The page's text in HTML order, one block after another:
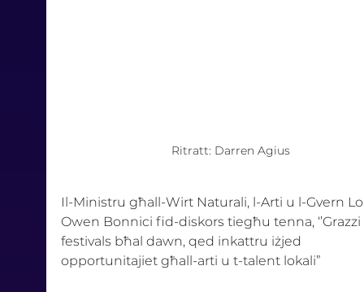
Ritratt: Darren Agius
Il-Ministru għall-Wirt Naturali, l-Arti u l-Gvern
Owen Bonnici fid-diskors tiegħu tenna,
festivals bħal dawn, qed inkattru iżjed
opportunitajiet għall-arti u t-talent lokali”